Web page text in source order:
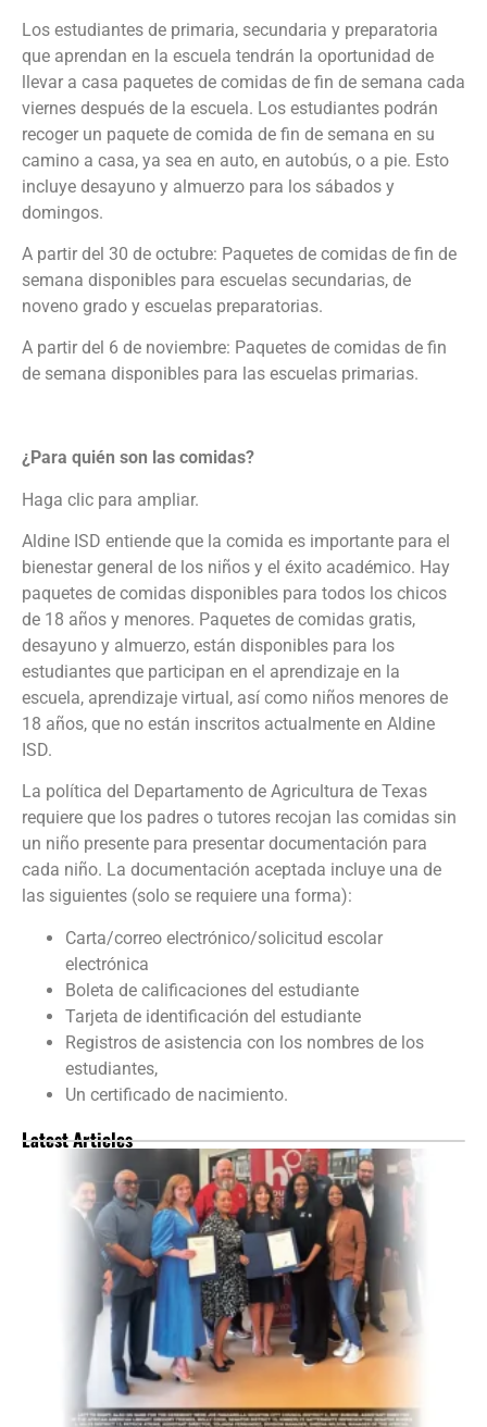
Los estudiantes de primaria, secundaria y preparatoria
que aprendan en la escuela tendrán la oportunidad de
llevar a casa paquetes de comidas de fin de semana cada
viernes después de la escuela. Los estudiantes podrán
recoger un paquete de comida de fin de semana en su
camino a casa, ya sea en auto, en autobús, o a pie. Esto
incluye desayuno y almuerzo para los sábados y
domingos.
A partir del 30 de octubre: Paquetes de comidas de fin de
semana disponibles para escuelas secundarias, de
noveno grado y escuelas preparatorias.
A partir del 6 de noviembre: Paquetes de comidas de fin
de semana disponibles para las escuelas primarias.
¿Para quién son las comidas?
Haga clic para ampliar.
Aldine ISD entiende que la comida es importante para el
bienestar general de los niños y el éxito académico. Hay
paquetes de comidas disponibles para todos los chicos
de 18 años y menores. Paquetes de comidas gratis,
desayuno y almuerzo, están disponibles para los
estudiantes que participan en el aprendizaje en la
escuela, aprendizaje virtual, así como niños menores de
18 años, que no están inscritos actualmente en Aldine
ISD.
La política del Departamento de Agricultura de Texas
requiere que los padres o tutores recojan las comidas sin
un niño presente para presentar documentación para
cada niño. La documentación aceptada incluye una de
las siguientes (solo se requiere una forma):
Carta/correo electrónico/solicitud escolar
electrónica
Boleta de calificaciones del estudiante
Tarjeta de identificación del estudiante
Registros de asistencia con los nombres de los
estudiantes,
Un certificado de nacimiento.
Latest Articles